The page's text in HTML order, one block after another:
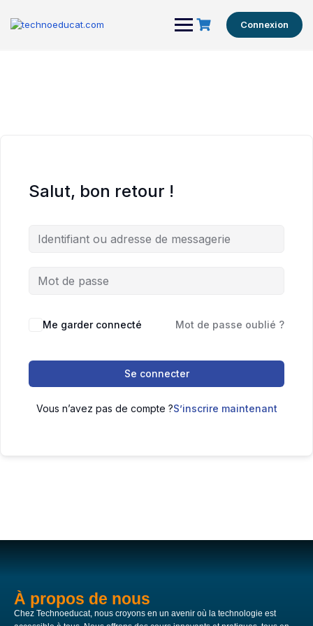
Connexion
Salut, bon retour !
Me garder connecté Mot de passe oublié ?
Se connecter
Vous n’avez pas de compte ?S’inscrire maintenant
À propos de nous
Chez Technoeducat, nous croyons en un avenir où la technologie est